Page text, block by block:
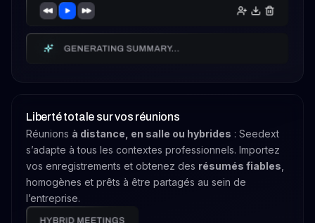
Liberté totale sur vos réunions
Réunions à distance, en salle ou hybrides : Seedext
s’adapte à tous les contextes professionnels. Importez
vos enregistrements et obtenez des résumés fiables
homogènes et prêts à être partagés au sein de
l’entreprise.